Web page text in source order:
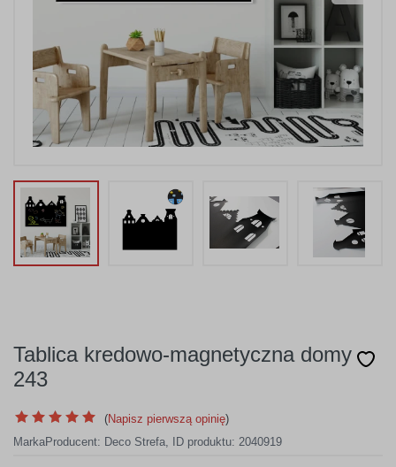
Tablica kredowo-magnetyczna domy
243
(Napisz pierwszą opinię)
MarkaProducent: Deco Strefa, ID produktu: 2040919